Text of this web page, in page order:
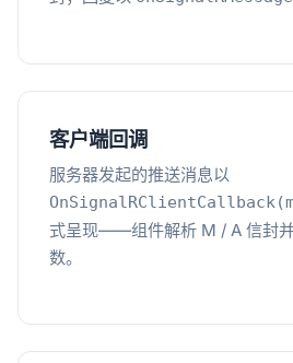
客户端回调
服务器发起的推送消息以
式呈现——组件解析 M / A 信封
数。